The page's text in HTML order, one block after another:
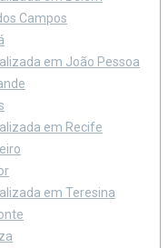
Campos
em João Pessoa
em Recife
em Teresina